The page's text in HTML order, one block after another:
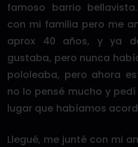
famoso barrio
con mi familia pero me
aprox 40 años, y ya
gustaba, pero nunca
pololeaba, pero ahora
no lo pensé mucho y
lugar que habíamos
Llegué, me junté con mi